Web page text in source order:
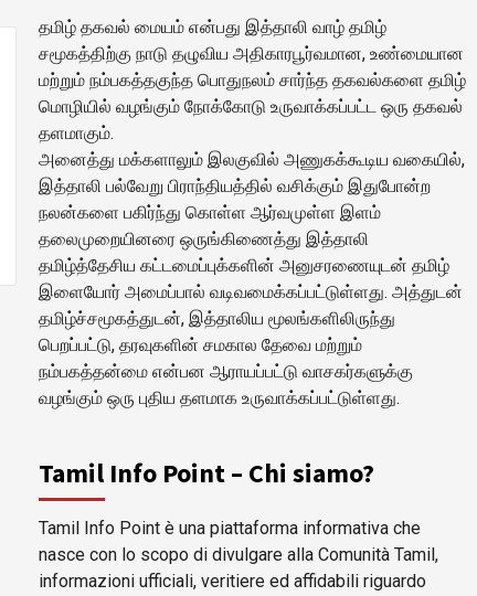
தமிழ் தகவல் மையம் என்பது இத்தாலி வாழ் தமிழ்
சமூகத்திற்கு நாடு தழுவிய அதிகாரபூர்வமான, உண்மையான
மற்றும் நம்பகத்தகுந்த பொதுநலம் சார்ந்த தகவல்களை தமிழ்
மொழியில் வழங்கும் நோக்கோடு உருவாக்கப்பட்ட ஒரு தகவல்
தளமாகும்.
அனைத்து மக்களாலும் இலகுவில் அணுகக்கூடிய வகையில்,
இத்தாலி பல்வேறு பிராந்தியத்தில் வசிக்கும் இதுபோன்ற
நலன்களை பகிர்ந்து கொள்ள ஆர்வமுள்ள இளம்
தலைமுறையினரை ஒருங்கிணைத்து இத்தாலி
தமிழ்த்தேசிய கட்டமைப்புக்களின் அனுசரணையுடன் தமிழ்
இளையோர் அமைப்பால் வடிவமைக்கப்பட்டுள்ளது. அத்துடன்
தமிழ்ச்சமூகத்துடன், இத்தாலிய மூலங்களிலிருந்து
பெறப்பட்டு, தரவுகளின் சமகால தேவை மற்றும்
நம்பகத்தன்மை என்பன ஆராயப்பட்டு வாசகர்களுக்கு
வழங்கும் ஒரு புதிய தளமாக உருவாக்கப்பட்டுள்ளது.
Tamil Info Point – Chi siamo?
Tamil Info Point è una piattaforma informativa che
nasce con lo scopo di divulgare alla Comunità Tamil,
informazioni ufficiali, veritiere ed affidabili riguardo